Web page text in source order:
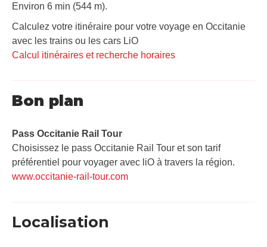
Environ 6 min (544 m).
Calculez votre itinéraire pour votre voyage en Occitanie
avec les trains ou les cars LiO
Calcul itinéraires et recherche horaires
Bon plan
Pass Occitanie Rail Tour​
Choisissez le pass Occitanie Rail Tour et son tarif
préférentiel pour voyager avec liO à travers la région.
www.occitanie-rail-tour.com
Localisation